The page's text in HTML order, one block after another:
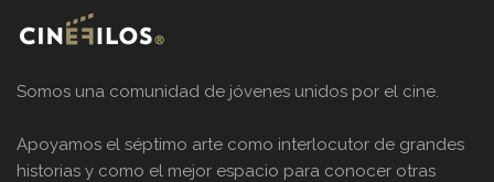
Somos una comunidad de jóvenes unidos por el cine.
Apoyamos el séptimo arte como interlocutor de grandes
historias y como el mejor espacio para conocer otras